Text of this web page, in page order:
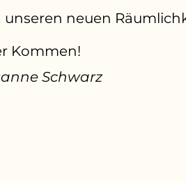
neuen
Kommen!
Schwarz